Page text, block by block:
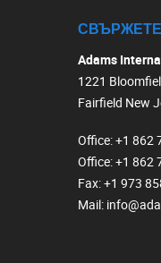
Adams
1221
Fairfield New
Office: +1 862
Office: +1 862
Fax: +1 973
Mail: